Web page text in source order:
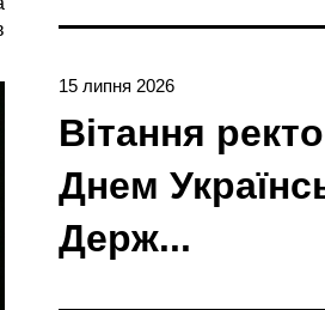
15 липня 2026
Вітання
Днем
Держ...